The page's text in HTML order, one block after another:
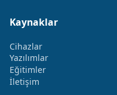
Kaynaklar
Cihazlar
Yazılımlar
Eğitimler
İletişim